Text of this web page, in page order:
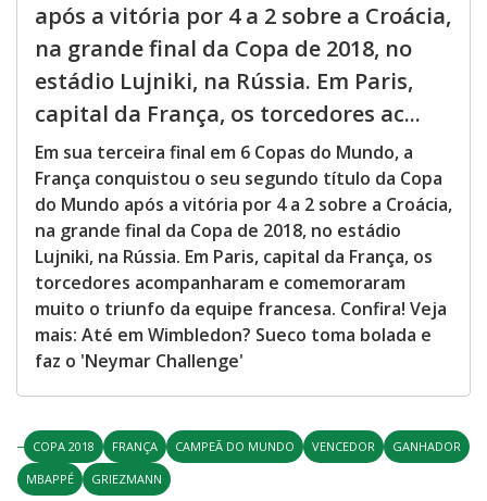
após a vitória por 4 a 2 sobre a Croácia,
na grande final da Copa de 2018, no
estádio Lujniki, na Rússia. Em Paris,
capital da França, os torcedores ac...
Em sua terceira final em 6 Copas do Mundo, a
França conquistou o seu segundo título da Copa
do Mundo após a vitória por 4 a 2 sobre a Croácia,
na grande final da Copa de 2018, no estádio
Lujniki, na Rússia. Em Paris, capital da França, os
torcedores acompanharam e comemoraram
muito o triunfo da equipe francesa. Confira! Veja
mais: Até em Wimbledon? Sueco toma bolada e
faz o 'Neymar Challenge'
COPA 2018 FRANÇA CAMPEÃ DO MUNDO VENCEDOR
GANHADOR
MBAPPÉ
GRIEZMANN